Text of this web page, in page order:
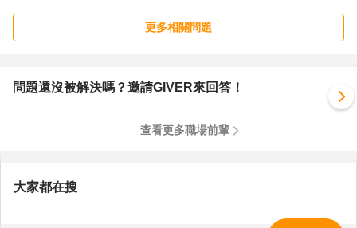
更多相關問題
問題還沒被解決嗎？邀請GIVER來回答！
查看更多職場前輩
大家都在搜